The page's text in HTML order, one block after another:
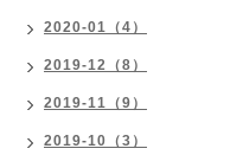
2020-01（4）
2019-12（8）
2019-11（9）
2019-10（3）